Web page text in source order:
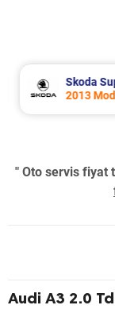
Skoda
2013
" Oto servis fiyat
Audi A3 2.0